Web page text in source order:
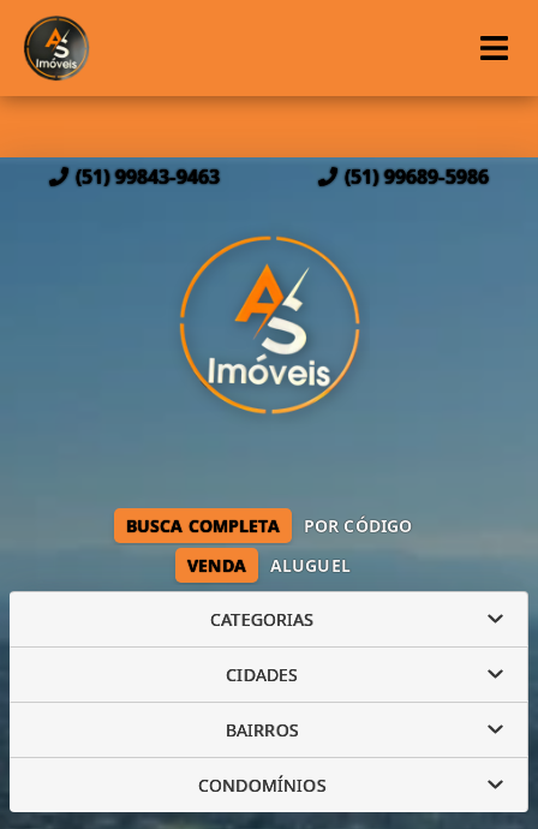
(51) 99843-9463 (51) 99689-5986
VENDA ALUGUEL
BUSCA COMPLETA POR CÓDIGO
CATEGORIAS
CIDADES
BAIRROS
CONDOMÍNIOS